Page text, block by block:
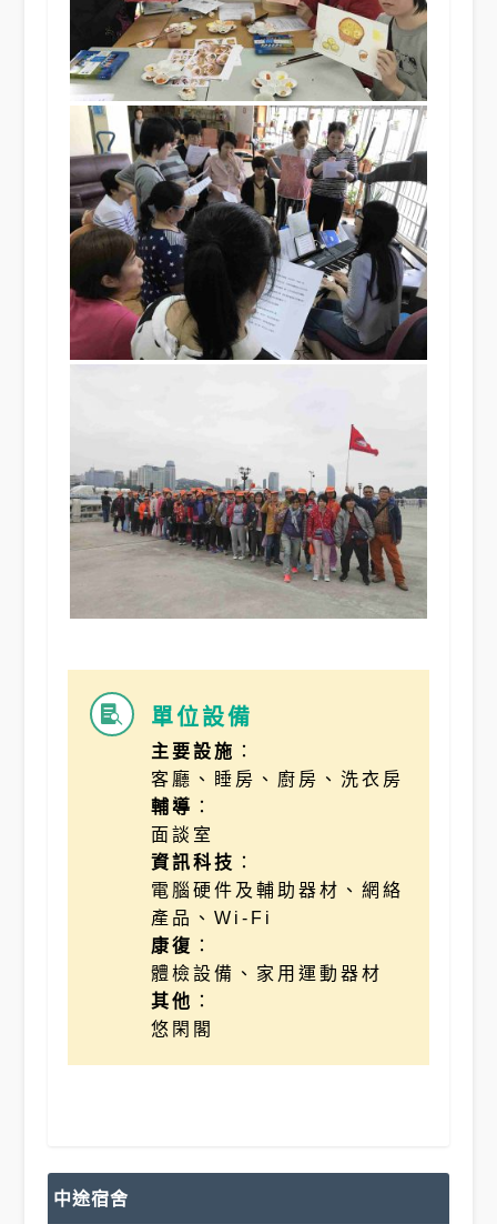
 單位設備
主要設施 ：
客廳、睡房、廚房、洗衣房
輔導 ：
面談室
資訊科技 ：
電腦硬件及輔助器材、網絡
產品、Wi-Fi
康復 ：
體檢設備、家用運動器材
其他 ：
悠閑閣
中途宿舍